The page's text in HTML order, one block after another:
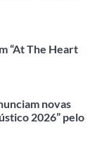
“At The Heart
novas
2026” pelo